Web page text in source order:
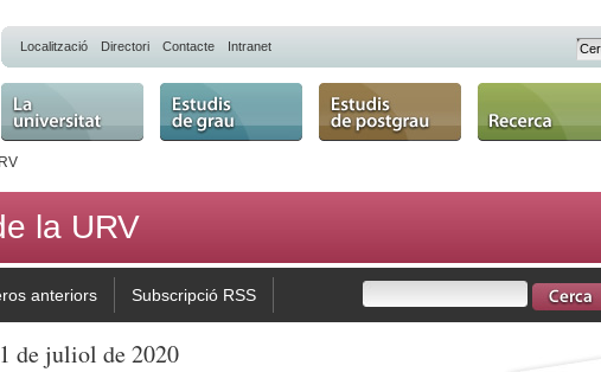
Localització Directori Contacte Intranet
La Universitat Estudis de grau
Estudis de
postgrau
Recerca
la URV
anteriors Subscripció RSS
de juliol de 2020